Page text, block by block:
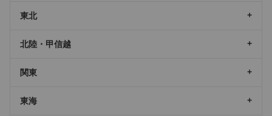
東北
北陸・甲信越
関東
東海